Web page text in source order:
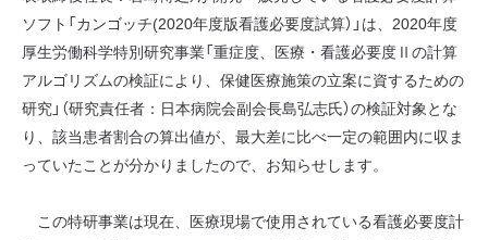
ソフト「カンゴッチ(2020年度版看護必要度試算）」は、2020年度
厚生労働科学特別研究事業「重症度、医療・看護必要度Ⅱの計算
アルゴリズムの検証により、保健医療施策の立案に資するための
研究」（研究責任者：日本病院会副会長島弘志氏）の検証対象とな
り、該当患者割合の算出値が、最大差に比べ一定の範囲内に収ま
っていたことが分かりましたので、お知らせします。
この特研事業は現在、医療現場で使用されている看護必要度計